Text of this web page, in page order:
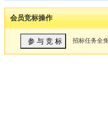
会员竞标操作
招标任务全